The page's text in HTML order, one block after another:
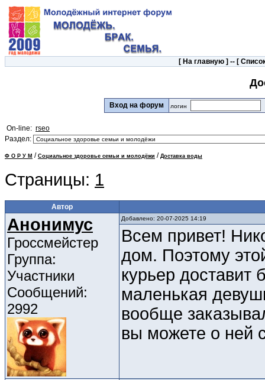
[ На главную] -- [
Вход на форум логин
On-line: rseo
Раздел:
Ф О Р У М / Социальное здоровье семьи и молодёжи / Доставка воды
Страницы: 1
Автор
Анонимус
Гроссмейстер
Группа:
Участники
Сообщений:
2992
Добавлено: 20-07-2025 14:19
Всем привет!
дом. Поэтому
курьер доставит
маленькая
вообще
вы можете о ней